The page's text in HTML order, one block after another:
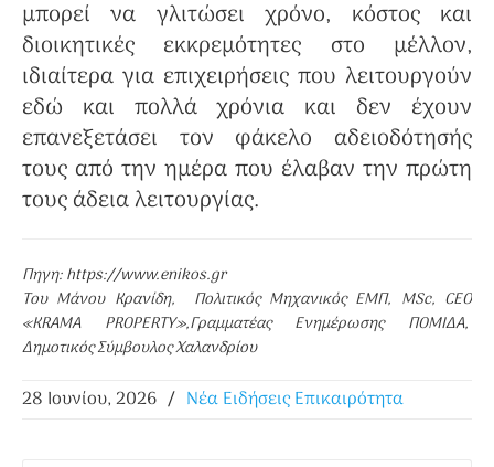
μπορεί να γλιτώσει χρόνο, κόστος και
διοικητικές εκκρεμότητες στο μέλλον,
ιδιαίτερα για επιχειρήσεις που λειτουργούν
εδώ και πολλά χρόνια και δεν έχουν
επανεξετάσει τον φάκελο αδειοδότησής
τους από την ημέρα που έλαβαν την πρώτη
τους άδεια λειτουργίας.
Πηγη: https://www.enikos.gr
Του Μάνου Κρανίδη, Πολιτικός Μηχανικός ΕΜΠ, MSc, CEO
«KRAMA PROPERTY»,Γραμματέας Ενημέρωσης ΠΟΜΙΔΑ,
Δημοτικός Σύμβουλος Χαλανδρίου
28 Ιουνίου, 2026 / Νέα Ειδήσεις Επικαιρότητα